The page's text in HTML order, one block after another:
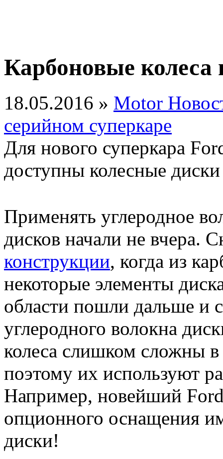
Карбоновые колеса
18.05.2016 » Motor
серийном суперкаре
Для нового суперкара
доступны колесные
Применять углеродное
дисков начали не вчера.
конструкции, когда из
некоторые элементы
области пошли дальше и
углеродного волокна
колеса слишком сложны в
поэтому их используют
Например, новейший
опционного оснащения
диски!